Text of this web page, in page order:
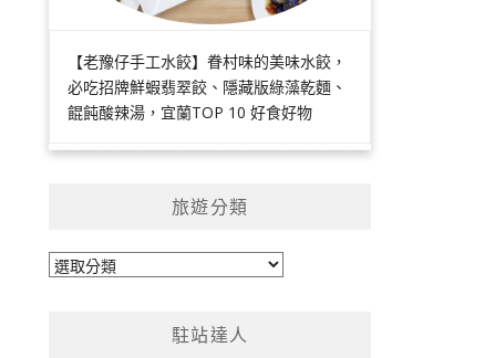
【老豫仔手工水餃】眷村味的美味水餃，
必吃招牌鮮蝦翡翠餃、隱藏版綠藻乾麵、
餛飩酸辣湯，宜蘭TOP 10 好食好物
旅遊分類
旅
駐站達人